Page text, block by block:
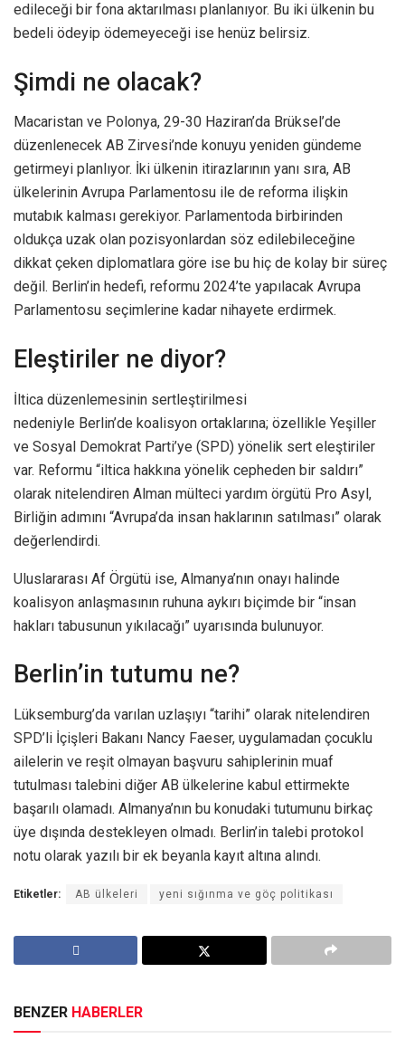
edileceği bir fona aktarılması planlanıyor. Bu iki ülkenin bu
bedeli ödeyip ödemeyeceği ise henüz belirsiz.
Şimdi ne olacak?
Macaristan ve Polonya, 29-30 Haziran’da Brüksel’de
düzenlenecek AB Zirvesi’nde konuyu yeniden gündeme
getirmeyi planlıyor. İki ülkenin itirazlarının yanı sıra, AB
ülkelerinin Avrupa Parlamentosu ile de reforma ilişkin
mutabık kalması gerekiyor. Parlamentoda birbirinden
oldukça uzak olan pozisyonlardan söz edilebileceğine
dikkat çeken diplomatlara göre ise bu hiç de kolay bir süreç
değil. Berlin’in hedefi, reformu 2024’te yapılacak Avrupa
Parlamentosu seçimlerine kadar nihayete erdirmek.
Eleştiriler ne diyor?
İltica düzenlemesinin sertleştirilmesi
nedeniyle Berlin’de koalisyon ortaklarına; özellikle Yeşiller
ve Sosyal Demokrat Parti’ye (SPD) yönelik sert eleştiriler
var. Reformu “iltica hakkına yönelik cepheden bir saldırı”
olarak nitelendiren Alman mülteci yardım örgütü Pro Asyl,
Birliğin adımını “Avrupa’da insan haklarının satılması” olarak
değerlendirdi.
Uluslararası Af Örgütü ise, Almanya’nın onayı halinde
koalisyon anlaşmasının ruhuna aykırı biçimde bir “insan
hakları tabusunun yıkılacağı” uyarısında bulunuyor.
Berlin’in tutumu ne?
Lüksemburg’da varılan uzlaşıyı “tarihi” olarak nitelendiren
SPD’li İçişleri Bakanı Nancy Faeser, uygulamadan çocuklu
ailelerin ve reşit olmayan başvuru sahiplerinin muaf
tutulması talebini diğer AB ülkelerine kabul ettirmekte
başarılı olamadı. Almanya’nın bu konudaki tutumunu birkaç
üye dışında destekleyen olmadı. Berlin’in talebi protokol
notu olarak yazılı bir ek beyanla kayıt altına alındı.
Etiketler: AB ülkeleri yeni sığınma ve göç politikası
BENZER HABERLER